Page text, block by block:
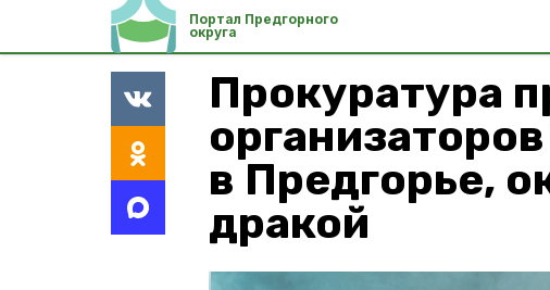
Портал Предгорного
округа
Прокуратура
в Предгорье,
дракой